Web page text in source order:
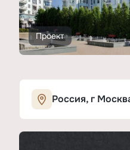
Проект
Россия, г